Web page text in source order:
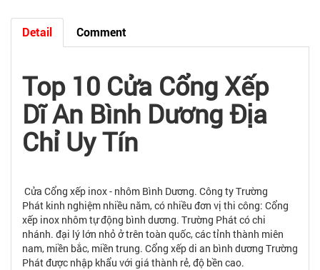
Detail Comment
Top 10 Cửa Cổng Xếp
Dĩ An Bình Dương Địa
Chỉ Uy Tín
Cửa Cổng xếp inox - nhôm Bình Dương. Công ty Trường
Phát kinh nghiệm nhiều năm, có nhiều đơn vị thi công: Cổng
xếp inox nhôm tự động bình dương. Trường Phát có chi
nhánh. đại lý lớn nhỏ ở trên toàn quốc, các tỉnh thành miên
nam, miền bắc, miền trung. Cổng xếp di an bình dương Trường
Phát được nhập khẩu với giá thành rẻ, độ bền cao.